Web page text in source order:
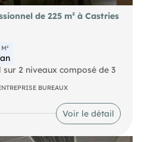
de 225 m² à Castries
2 niveaux composé de 3
de bureaux avec accès
+ zone détente (65 m²),
stationnement privatives
(hors charges) + provision
€ HT/mois
BUREAUX
Voir le détail